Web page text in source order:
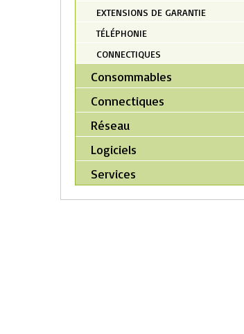
EXTENSIONS DE GARANTIE
TÉLÉPHONIE
CONNECTIQUES
Consommables
Connectiques
Réseau
Logiciels
Services